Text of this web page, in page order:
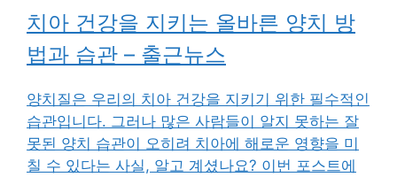
치아 건강을 지키는 올바른 양치 방
법과 습관 – 출근뉴스
양치질은 우리의 치아 건강을 지키기 위한 필수적인
습관입니다. 그러나 많은 사람들이 알지 못하는 잘
못된 양치 습관이 오히려 치아에 해로운 영향을 미
칠 수 있다는 사실, 알고 계셨나요? 이번 포스트에